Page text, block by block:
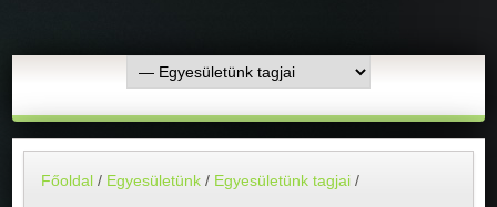
Főoldal / Egyesületünk / Egyesületünk tagjai /